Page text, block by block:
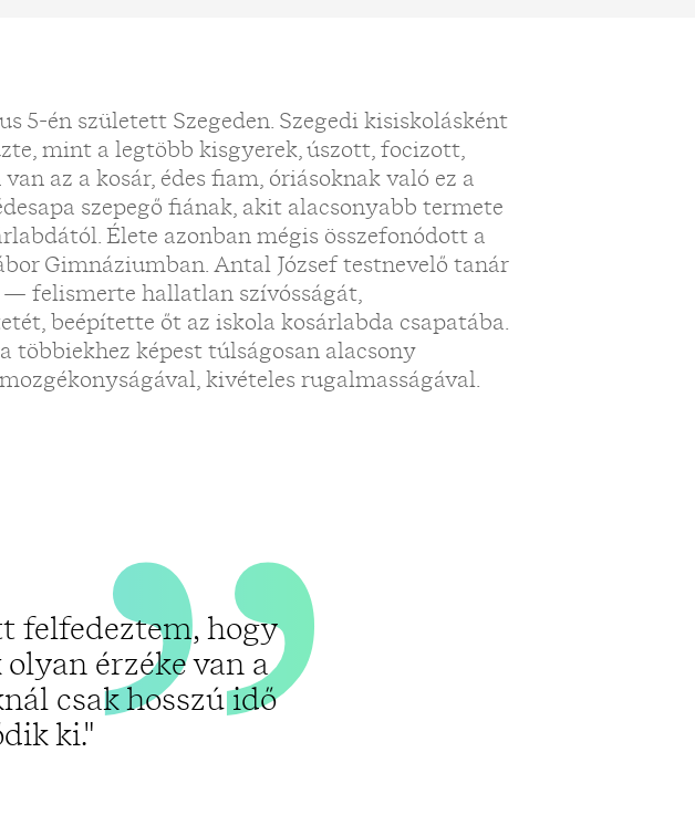
5-én született Szegeden. Szegedi kisiskolásként
mint a legtöbb kisgyerek, úszott, focizott,
az a kosár, édes fiam, óriásoknak való ez a
szepegő fiának, akit alacsonyabb termete
Élete azonban mégis összefonódott a
Gimnáziumban. Antal József testnevelő tanár
felismerte hallatlan szívósságát,
beépítette őt az iskola kosárlabda csapatába.
többiekhez képest túlságosan alacsony
kivételes rugalmasságával.
felfedeztem, hogy
érzéke van a
csak hosszú idő
ki."„